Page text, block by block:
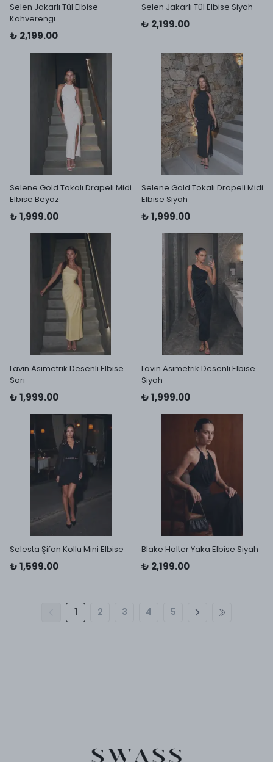
Selen Jakarlı Tül Elbise
Kahverengi
₺ 2,199.00
Selen Jakarlı Tül Elbise Siyah
₺ 2,199.00
Selene Gold Tokalı Drapeli Midi
Elbise Beyaz
₺ 1,999.00
Selene Gold Tokalı Drapeli Midi
Elbise Siyah
₺ 1,999.00
Lavin Asimetrik Desenli Elbise
Sarı
₺ 1,999.00
Lavin Asimetrik Desenli Elbise
Siyah
₺ 1,999.00
Selesta Şifon Kollu Mini Elbise
₺ 1,599.00
Blake Halter Yaka Elbise Siyah
₺ 2,199.00
1 2 3 4 5